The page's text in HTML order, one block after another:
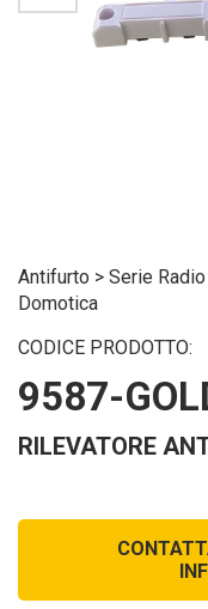
Antifurto > Serie
Domotica
CODICE PRODOTTO:
9587-
RILEVATORE